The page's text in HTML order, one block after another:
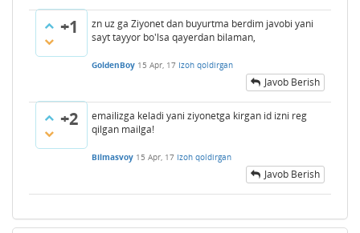
+1
zn uz ga Ziyonet dan buyurtma berdim javobi yani
sayt tayyor bo'lsa qayerdan bilaman,
GoldenBoy 15 Apr, 17 Izoh qoldirgan
Javob Berish
+2
emailizga keladi yani ziyonetga kirgan id izni reg
qilgan mailga!
Bilmasvoy 15 Apr, 17 Izoh qoldirgan
Javob Berish